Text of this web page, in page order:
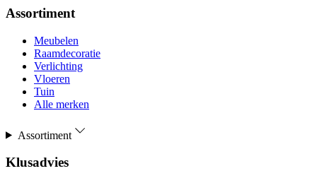
Assortiment
Meubelen
Raamdecoratie
Verlichting
Vloeren
Tuin
Alle merken
Assortiment
Klusadvies